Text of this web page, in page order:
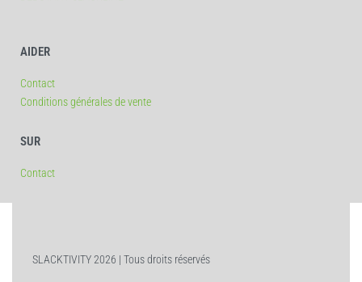
AIDER
Contact
Conditions générales de vente
SUR
Contact
SLACKTIVITY 2026 | Tous droits réservés